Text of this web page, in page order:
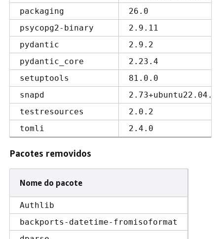
packaging
26.0
psycopg2-binary
2.9.11
pydantic
2.9.2
pydantic_core
2.23.4
setuptools
81.0.0
snapd
2.73+ubuntu22.04.1
testresources
2.0.2
tomli
2.4.0
Pacotes removidos
Nome do pacote
Authlib
backports-datetime-fromisoformat